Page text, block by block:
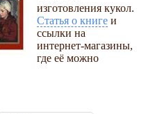
изготовления кукол.
Статья о книге и
ссылки на
интернет-магазины,
где её можно